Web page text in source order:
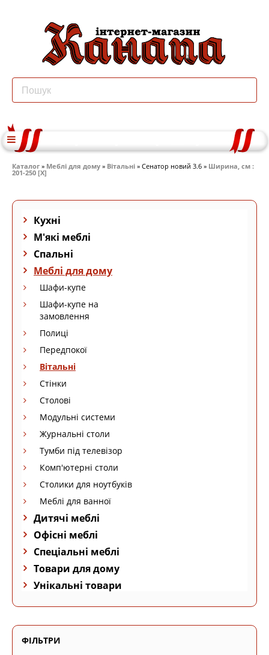
Каталог » Меблі для дому » Вітальні » Сенатор новий 3.6 » Ширина, см :
201-250 [X]
Кухні
М'які меблі
Спальні
Меблі для дому
Шафи-купе
Шафи-купе на
замовлення
Полиці
Передпокої
Вітальні
Стінки
Столові
Модульні системи
Журнальні столи
Тумби під телевізор
Комп'ютерні столи
Столики для ноутбуків
Меблі для ванної
Дитячі меблі
Офісні меблі
Спеціальні меблі
Товари для дому
Унікальні товари
ФІЛЬТРИ